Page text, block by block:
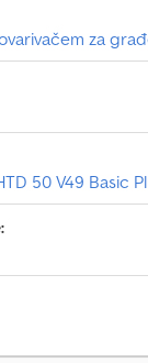
za
50 V49 Basic